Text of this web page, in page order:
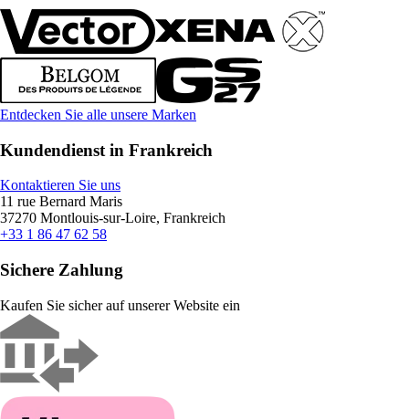
Entdecken Sie alle unsere Marken
Kundendienst in Frankreich
Kontaktieren Sie uns
11 rue Bernard Maris
37270 Montlouis-sur-Loire, Frankreich
+33 1 86 47 62 58
Sichere Zahlung
Kaufen Sie sicher auf unserer Website ein